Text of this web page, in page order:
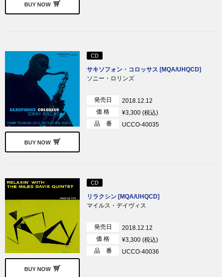
BUY NOW
BUY NOW
CD
サキソフォン・コロッサス [MQA/UHQCD]
ソニー・ロリンズ
発売日
2018.12.12
価 格
¥3,300 (税込)
品 番
UCCO-40035
BUY NOW
CD
リラクシン [MQA/UHQCD]
マイルス・デイヴィス
発売日
2018.12.12
価 格
¥3,300 (税込)
品 番
UCCO-40036